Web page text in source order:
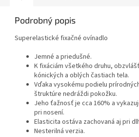
Podrobný popis
Superelastické fixačné ovínadlo
Jemné a priedušné.
K fixáciám všetkého druhu,
kónických a oblých častiach tela.
Vďaka vysokému podielu
štruktúre nedráždi pokožku.
Jeho ťažnosť je cca 160% a
pri nosení.
Elasticita ostáva zachovaná aj pri
Nesterilná verzia.